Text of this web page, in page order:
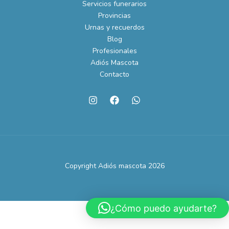
Servicios funerarios
Provincias
Urnas y recuerdos
Blog
Profesionales
Adiós Mascota
Contacto
Copyright Adiós mascota 2026
¿Cómo puedo ayudarte?